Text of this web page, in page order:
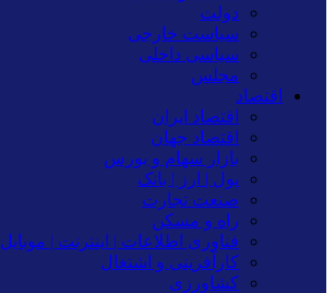
دولت
سیاست خارجی
سیاسی داخلی
مجلس
اقتصاد
اقتصاد ایران
اقتصاد جهان
بازار سهام و بورس
پول | ارز | بانک
صنعت تجارت
راه و مسکن
فناوری اطلاعات | اینترنت | موبایل
کارآفرینی و اشتغال
کشاورزی